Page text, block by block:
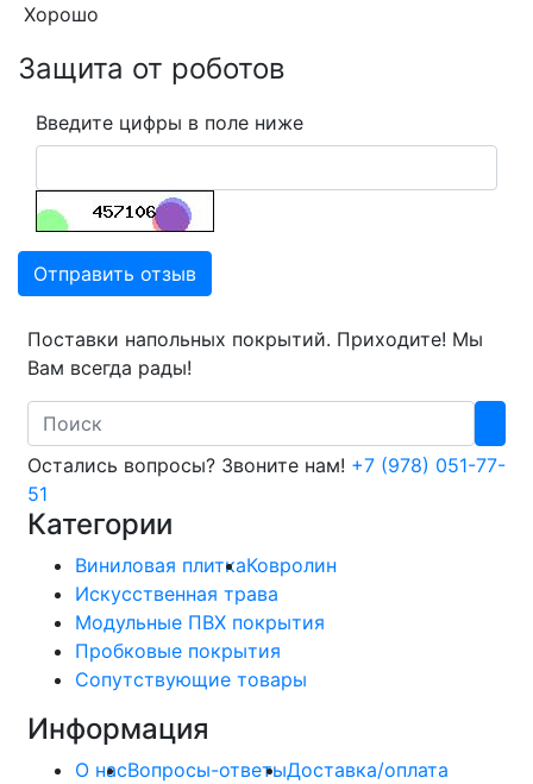
Хорошо
Защита от роботов
Введите цифры в поле ниже
Отправить отзыв
Поставки напольных покрытий. Приходите! Мы
Вам всегда рады!
Search
Остались вопросы? Звоните нам! +7 (978) 051-77-
51
Категории
Виниловая плиткаКовролин
Искусственная трава
Модульные ПВХ покрытия
Пробковые покрытия
Сопутствующие товары
Информация
О насВопросы-ответыДоставка/оплата